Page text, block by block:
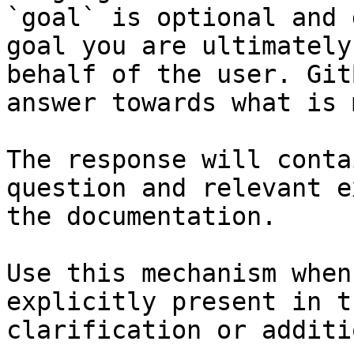
`goal` is optional and
goal you are
behalf of the user.
answer towards what
The response will
question and relevant
the documentation.
Use this mechanism
explicitly present in
clarification or